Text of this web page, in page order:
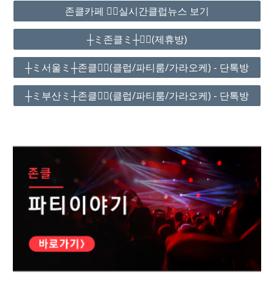
존클카페 ❤️‍🔥실시간클럽뉴스 보기
┼ミ존클ミ┼❤️‍🔥(제휴방)
┼ミ서울ミ┼존클❤️‍🔥(클럽/파티룸/가라오케) - 단톡방
┼ミ부산ミ┼존클❤️‍🔥(클럽/파티룸/가라오케) - 단톡방